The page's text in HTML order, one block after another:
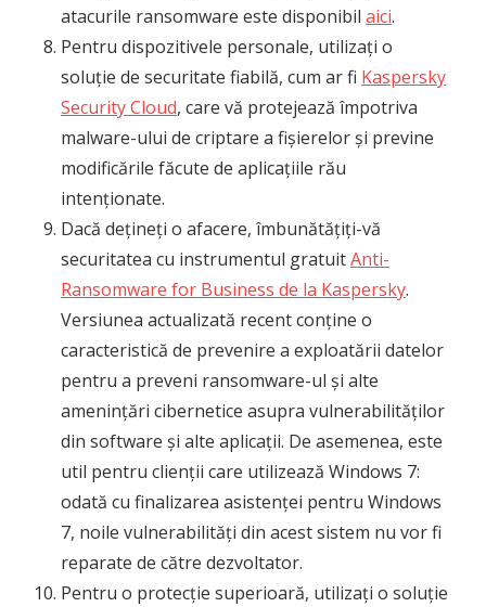
atacurile ransomware este disponibil aici.
Pentru dispozitivele personale, utilizați o
soluție de securitate fiabilă, cum ar fi Kaspersky
Security Cloud, care vă protejează împotriva
malware-ului de criptare a fișierelor și previne
modificările făcute de aplicațiile rău
intenționate.
Dacă dețineți o afacere, îmbunătățiți-vă
securitatea cu instrumentul gratuitAnti-
Ransomware for Business de la Kaspersky.
Versiunea actualizată recent conține o
caracteristică de prevenire a exploatării datelor
pentru a preveni ransomware-ul și alte
amenințări cibernetice asupra vulnerabilităților
din software și alte aplicații. De asemenea, este
util pentru clienții care utilizează Windows 7:
odată cu finalizarea asistenței pentru Windows
7, noile vulnerabilități din acest sistem nu vor fi
reparate de către dezvoltator.
Pentru o protecție superioară, utilizați o soluție